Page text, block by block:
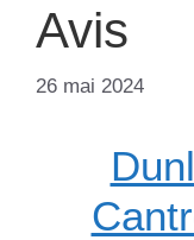
Avis
26 mai 2024